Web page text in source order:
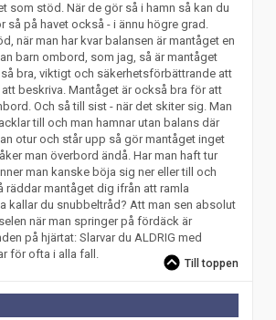
som stöd. När de gör så i hamn så kan du
så på havet också - i ännu högre grad.
när man har kvar balansen är mantåget en
barn ombord, som jag, så är mantåget
bra, viktigt och säkerhetsförbättrande att
beskriva. Mantåget är också bra för att
Och så till sist - när det skiter sig. Man
till och man hamnar utan balans där
otur och står upp så gör mantåget inget
man överbord ändå. Har man haft tur
man kanske böja sig ner eller till och
räddar mantåget dig ifrån att ramla
kallar du snubbeltråd? Att man sen absolut
när man springer på fördäck är
på hjärtat: Slarvar du ALDRIG med
för ofta i alla fall.
Till toppen